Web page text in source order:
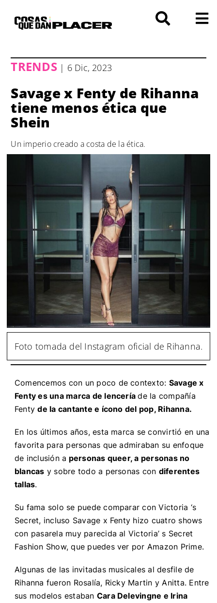
contenido
TRENDS| 6 Dic, 2023
Savage x Fenty de Rihanna
tiene menos ética que
Shein
Un imperio creado a costa de la ética.
Foto tomada del Instagram oficial de Rihanna.
Comencemos con un poco de contexto: Savage x
Fenty es una marca de lenceríade la compañía
Fentyde la cantante e ícono del pop, Rihanna.
En los últimos años, esta marca se convirtió en una
favorita para personas que admiraban su enfoque
de inclusión a personas queer, a personas no
blancas y sobre todo a personas con diferentes
tallas.
Su fama solo se puede comparar con Victoria ‘s
Secret, incluso Savage x Fenty hizo cuatro shows
con pasarela muy parecida al Victoria’ s Secret
Fashion Show, que puedes ver por Amazon Prime.
Algunas de las invitadas musicales al desfile de
Rihanna fueron Rosalía, Ricky Martin y Anitta. Entre
sus modelos estaban Cara Delevingne e Irina